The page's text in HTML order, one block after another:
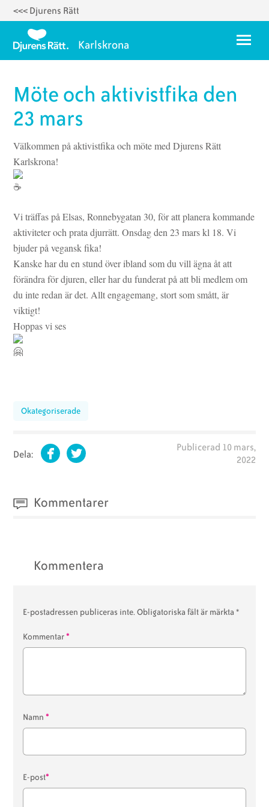
Hoppa
huvudinnehåll
<<< Djurens Rätt
Karlskrona Meny
Styrelse 2025
Temadagar
Karlskrona Vegoguide
Vegorecept
Möte och aktivistfika den
23 mars
Välkommen på aktivistfika och möte med Djurens Rätt
Karlskrona!
Vi träffas på Elsas, Ronnebygatan 30, för att planera kommande
aktiviteter och prata djurrätt. Onsdag den 23 mars kl 18. Vi
bjuder på vegansk fika!
Kanske har du en stund över ibland som du vill ägna åt att
förändra för djuren, eller har du funderat på att bli medlem om
du inte redan är det. Allt engagemang, stort som smått, är
viktigt!
Hoppas vi ses
Okategoriserade
Dela: FacebookTwitter
Publicerad 10 mars,
2022
Kommentarer
Kommentera
E-postadressen publiceras inte.Obligatoriska fält är märkta*
Kommentar*
Namn*
E-post*